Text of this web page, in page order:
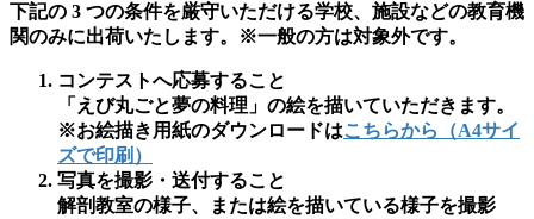
下記の 3 つの条件を厳守いただける学校、施設などの教育機
関のみに出荷いたします。※一般の方は対象外です。
コンテストへ応募すること
「えび丸ごと夢の料理」の絵を描いていただきます。
※お絵描き用紙のダウンロードはこちらから（A4サイ
ズで印刷）
写真を撮影・送付すること
解剖教室の様子、または絵を描いている様子を撮影